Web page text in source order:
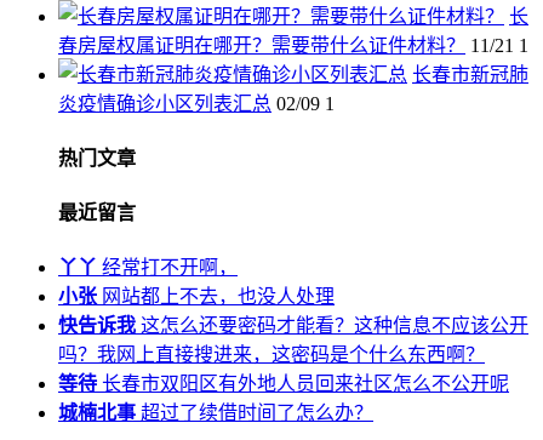
长
春房屋权属证明在哪开？需要带什么证件材料？
11/21 1
长春市新冠肺
炎疫情确诊小区列表汇总 02/09 1
热门文章
最近留言
丫丫 经常打不开啊，
小张 网站都上不去，也没人处理
快告诉我 这怎么还要密码才能看？这种信息不应该公开
吗？我网上直接搜进来，这密码是个什么东西啊？
等待 长春市双阳区有外地人员回来社区怎么不公开呢
城楠北事 超过了续借时间了怎么办？